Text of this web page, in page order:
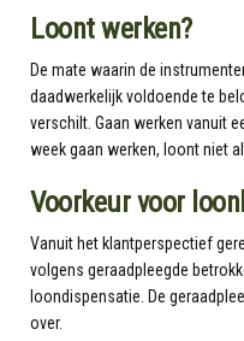
Loont werken?
De mate waarin de
daadwerkelijk voldoende te
verschilt. Gaan werken vanuit
week gaan werken, loont niet
Voorkeur voor
Vanuit het klantperspectief
volgens geraadpleegde
loondispensatie. De
over.